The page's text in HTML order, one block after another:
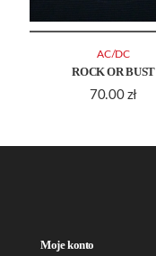
ROCK OR BUST
70.00 zł
AC/DC
Moje konto